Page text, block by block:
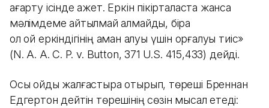
ағарту ісінде қажет. Еркін пікірталаста жансақ
мәлімдеме айтылмай қалмайды, бірақ
ол ой еркіндігінің аман қалуы үшін қорғалуы тиіс»
(N. A. A. C. P. v. Button, 371 U.S. 415,433) дейді.
Осы ойды жалғастыра отырып, төреші Бреннан
Едгертон дейтін төрешінің сөзін мысал етеді: